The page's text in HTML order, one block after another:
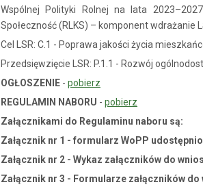
Wspólnej Polityki Rolnej na lata
Społeczność (RLKS) – komponent wdrażanie
Cel LSR: C.1 - Poprawa jakości życia
Przedsięwzięcie LSR: P.1.1 - Rozwój
OGŁOSZENIE - pobierz
REGULAMIN NABORU - pobierz
Załącznikami do Regulaminu naboru są:
Załącznik nr 1 - formularz WoPP
Załącznik nr 2 - Wykaz załączników do
Załącznik nr 3 - Formularze załączników